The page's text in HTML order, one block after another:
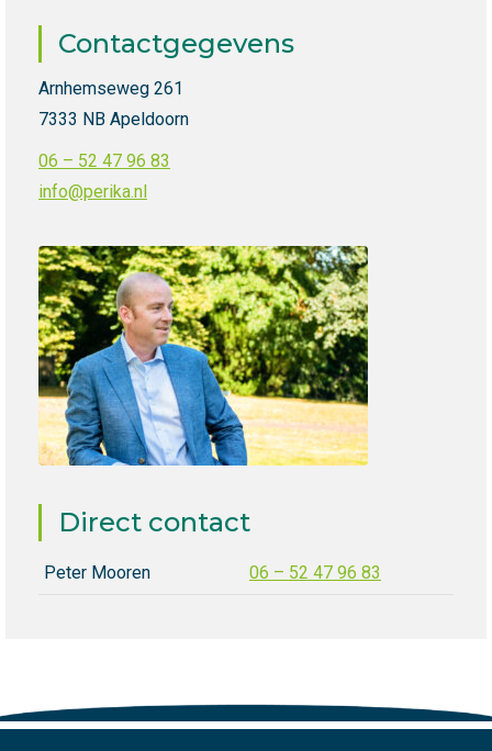
Contactgegevens
Arnhemseweg 261
7333 NB Apeldoorn
06 – 52 47 96 83
info@perika.nl
Direct contact
Peter Mooren 06 – 52 47 96 83